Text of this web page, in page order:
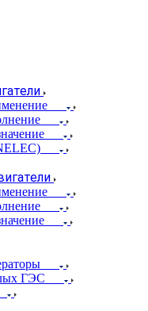
ГЭС